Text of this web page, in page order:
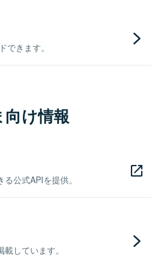
きます。
け情報
公式APIを提供。
しています。